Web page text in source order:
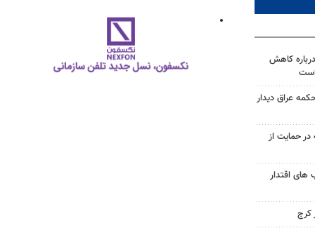
کاهش
عراق دیدار
در حمایت از
اقتدار